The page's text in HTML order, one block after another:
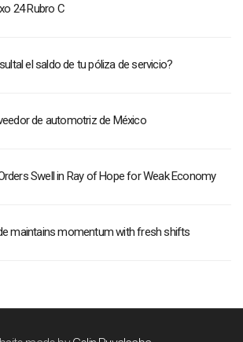
24 Rubro C
el saldo de tu póliza de servicio?
de automotriz de México
Swell in Ray of Hope for Weak Economy
maintains momentum with fresh shifts